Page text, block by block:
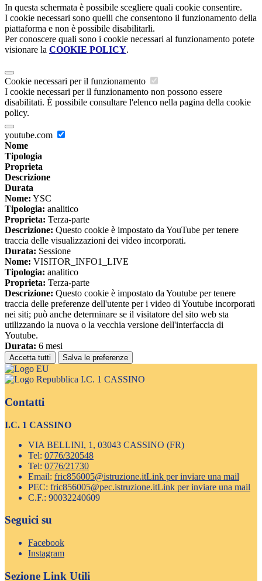
In questa schermata è possibile scegliere quali cookie consentire.
I cookie necessari sono quelli che consentono il funzionamento della
piattaforma e non è possibile disabilitarli.
Per conoscere quali sono i cookie necessari al funzionamento potete
visionare la COOKIE POLICY.
Cookie necessari per il funzionamento
I cookie necessari per il funzionamento non possono essere
disabilitati. È possibile consultare l'elenco nella pagina della cookie
policy.
youtube.com
Nome
Tipologia
Proprieta
Descrizione
Durata
Nome: YSC
Tipologia: analitico
Proprieta: Terza-parte
Descrizione: Questo cookie è impostato da YouTube per tenere
traccia delle visualizzazioni dei video incorporati.
Durata: Sessione
Nome: VISITOR_INFO1_LIVE
Tipologia: analitico
Proprieta: Terza-parte
Descrizione: Questo cookie è impostato da Youtube per tenere
traccia delle preferenze dell'utente per i video di Youtube incorporati
nei siti; può anche determinare se il visitatore del sito web sta
utilizzando la nuova o la vecchia versione dell'interfaccia di
Youtube.
Durata: 6 mesi
Accetta tutti Salva le preferenze
I.C. 1 CASSINO
Contatti
I.C. 1 CASSINO
VIA BELLINI, 1, 03043 CASSINO (FR)
Tel: 0776/320548
Tel: 0776/21730
Email: fric856005@istruzione.itLink per inviare una mail
PEC: fric856005@pec.istruzione.itLink per inviare una mail
C.F.: 90032240609
Seguici su
Facebook
Instagram
Sezione Link Utili